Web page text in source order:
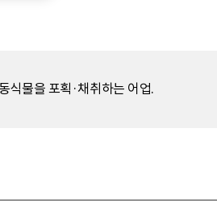
식물을 포획·채취하는 어업.